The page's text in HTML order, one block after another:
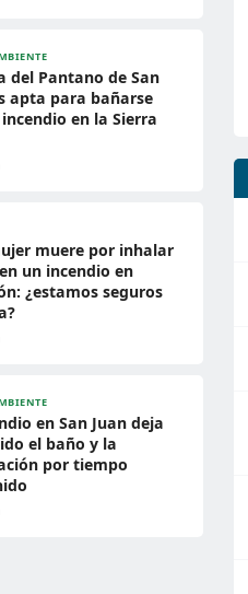
del Pantano de San
apta para bañarse
en la Sierra
muere por inhalar
un incendio en
¿estamos seguros
en San Juan deja
el baño y la
por tiempo